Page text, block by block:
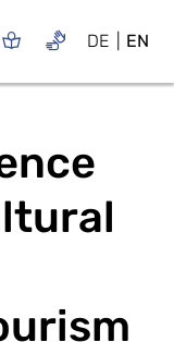
DE EN